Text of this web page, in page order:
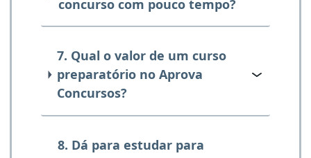
concurso com pouco tempo?
7. Qual o valor de um curso
preparatório no Aprova
Concursos?
8. Dá para estudar para